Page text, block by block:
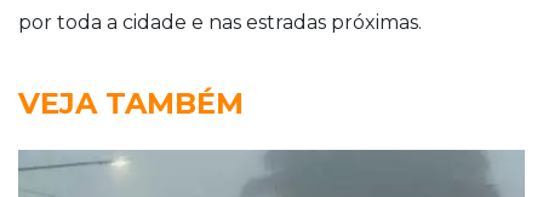
por toda a cidade e nas estradas próximas.
VEJA TAMBÉM